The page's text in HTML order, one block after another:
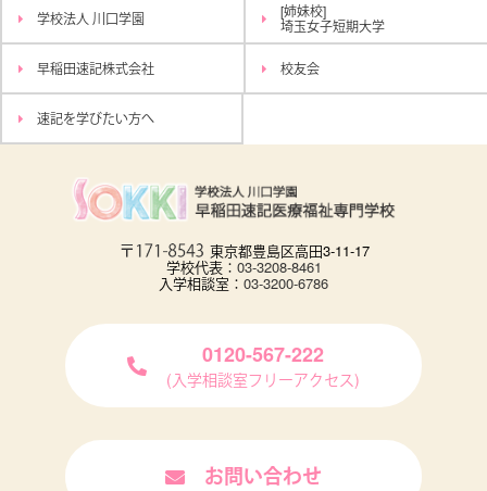
学校法人 川口学園
[姉妹校]
埼玉女子短期大学
早稲田速記株式会社 校友会
速記を学びたい方へ
東京都豊島区高田3-11-17
学校代表： 03-3208-8461
入学相談室： 03-3200-6786
0120-567-222
(入学相談室フリーアクセス)
お問い合わせ